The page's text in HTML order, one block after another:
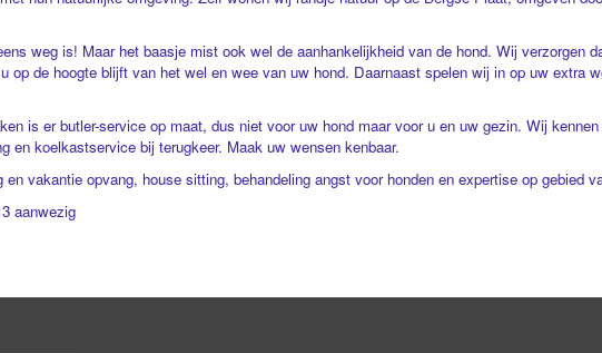
weg is! Maar het baasje mist ook wel de aanhankelijkheid van de hond. Wij verzorgen
op de hoogte blijft van het wel en wee van uw hond. Daarnaast spelen wij in op uw extra
is er butler-service op maat, dus niet voor uw hond maar voor u en uw gezin. Wij
en koelkastservice bij terugkeer. Maak uw wensen kenbaar.
vakantie opvang, house sitting, behandeling angst voor honden en expertise op gebied
aanwezig